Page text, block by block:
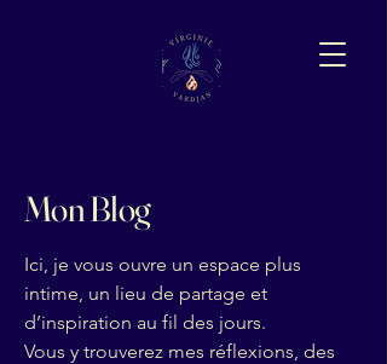
Mon Blog
Ici, je vous ouvre un espace plus
intime, un lieu de partage et
d’inspiration au fil des jours.
Vous y trouverez mes réflexions, des